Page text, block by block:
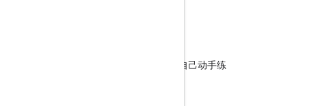
观摩我们的示例并自己动手练